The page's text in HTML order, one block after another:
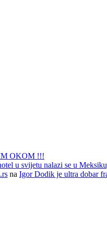
OKOM !!!
u svijetu nalazi se u
na Igor Dodik je ultra dobar